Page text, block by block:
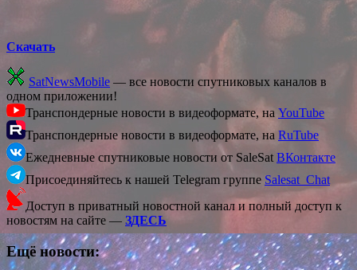
Скачать
SatNewsMobile — все новости спутниковых каналов в
одном приложении!
Транспондерные новости в видеоформате, на YouTube
Транспондерные новости в видеоформате, на RuTube
Ежедневные спутниковые новости от SaleSat ВКонтакте
Присоединяйтесь к нашей Telegram группе Salesat_Chat
Доступ в приватный новостной канал и полный доступ к
новостям на сайте — ЗДЕСЬ
Ещё новости: